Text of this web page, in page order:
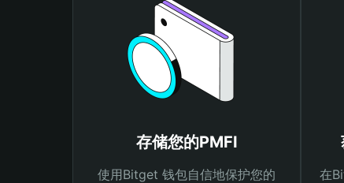
存储您的PMFI
使用Bitget 钱包自信地保护您的
在